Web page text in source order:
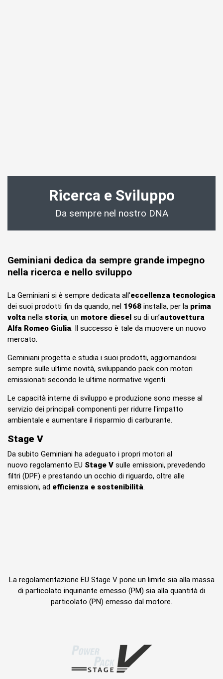
Ricerca e Sviluppo
Da sempre nel nostro DNA
Geminiani dedica da sempre grande impegno
nella ricerca e nello sviluppo
La Geminiani si è sempre dedicata all'eccellenza tecnologica
dei suoi prodotti fin da quando, nel 1968 installa, per la prima
volta nella storia, un motore diesel su di un’autovettura
Alfa Romeo Giulia . Il successo è tale da muovere un nuovo
mercato.
Geminiani progetta e studia i suoi prodotti, aggiornandosi
sempre sulle ultime novità, sviluppando pack con motori
emissionati secondo le ultime normative vigenti.
Le capacità interne di sviluppo e produzione sono messe al
servizio dei principali componenti per ridurre l'impatto
ambientale e aumentare il risparmio di carburante.
Stage V
Da subito Geminiani ha adeguato i propri motori al
nuovo regolamento EU Stage V sulle emissioni, prevedendo
filtri (DPF) e prestando un occhio di riguardo, oltre alle
emissioni, ad efficienza e sostenibilità.
La regolamentazione EU Stage V pone un limite sia alla massa
di particolato inquinante emesso (PM) sia alla quantità di
particolato (PN) emesso dal motore.